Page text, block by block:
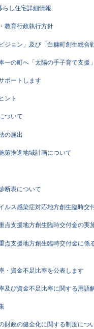
らし住宅詳細情報
教育行政執行方針
ジョン」及び「白糠町創生総合
一の町へ「太陽の手子育て支援」
ポートします
ント
ついて
の届出
策推進地域計画について
断表について
ルス感染症対応地方創生臨時交
点支援地方創生臨時交付金の実
点支援地方創生臨時交付金に係
・資金不足比率を公表します
及び資金不足比率に関する用語
財政の健全化に関する制度につ